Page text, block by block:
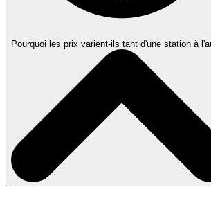
Pourquoi les prix varient-ils tant d'une station à